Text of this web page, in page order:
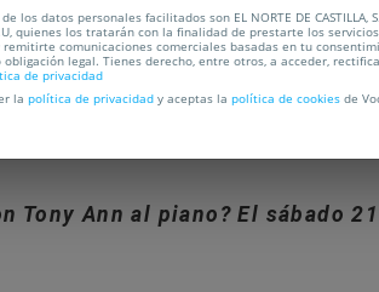
Tony Ann al piano? El sábado
los datos personales facilitados son EL NORTE DE CASTILLA,
quienes los tratarán con la finalidad de prestarte los
comunicaciones comerciales basadas en tu
legal. Tienes derecho, entre otros, a acceder,
de privacidad
la política de privacidad y aceptas la política de cookies de